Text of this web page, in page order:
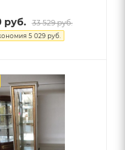
руб. 33 529руб.
5 029руб.